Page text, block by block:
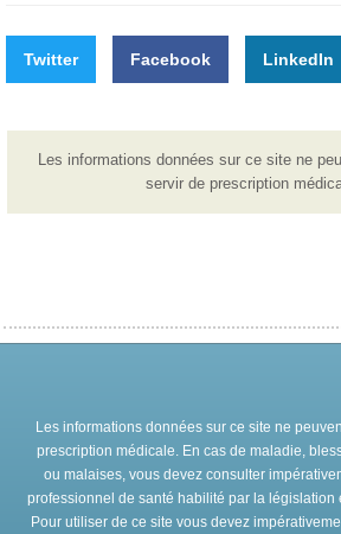
Twitter Facebook LinkedIn
Les informations données sur ce site ne
servir de prescription
Les informations données sur ce site ne
prescription médicale. En cas de maladie,
ou malaises, vous devez consulter
professionnel de santé habilité par la législation
Pour utiliser de ce site vous devez